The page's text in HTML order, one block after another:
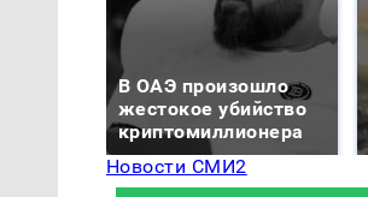
В ОАЭ произошло
жестокое убийство
криптомиллионера
Новости СМИ2